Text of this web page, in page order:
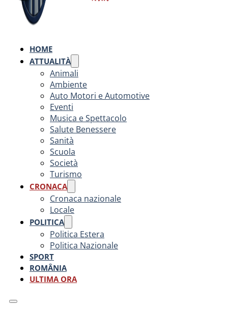
HOME
ATTUALITÀ
Animali
Ambiente
Auto Motori e Automotive
Eventi
Musica e Spettacolo
Salute Benessere
Sanità
Scuola
Società
Turismo
CRONACA
Cronaca nazionale
Locale
POLITICA
Politica Estera
Politica Nazionale
SPORT
ROMÂNIA
ULTIMA ORA